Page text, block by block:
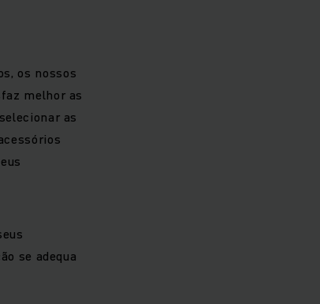
os nossos
melhor as
as
se adequa